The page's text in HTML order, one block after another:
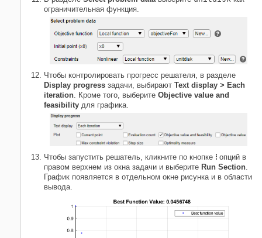
ограничительная функция.
Чтобы контролировать прогресс решателя, в разделе
Display progress задачи, выбирают Text display > Each
iteration. Кроме того, выберите Objective value and
feasibility для графика.
Чтобы запустить решатель, кликните по кнопке ⁝ опций в
правом верхнем из окна задачи и выберите Run Section
График появляется в отдельном окне рисунка и в области
вывода.